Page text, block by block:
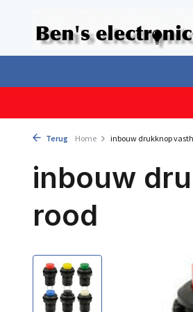
Terug Home inbouw drukknop
inbouw
rood